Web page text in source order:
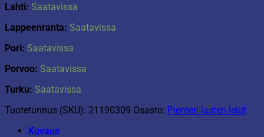
Lahti: Saatavissa
Lappeenranta: Saatavissa
Pori: Saatavissa
Porvoo: Saatavissa
Turku: Saatavissa
Tuotetunnus (SKU): 21190309 Osasto: Pienten lasten lelut
Kuvaus